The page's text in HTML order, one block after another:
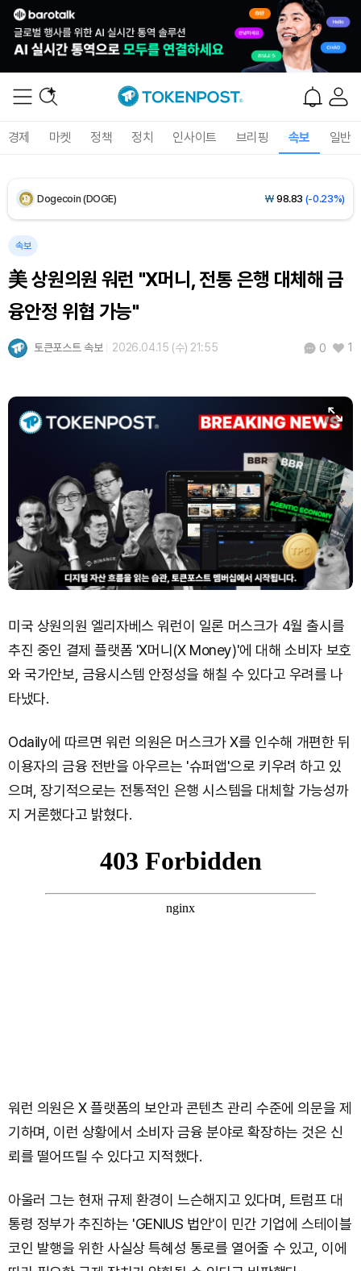
경제 마켓 정책 정치 인사이트 브리핑 속보 일반
XRP (XRP) ₩1,458(-0.16%)
Dogecoin (DOGE) ₩ 98.83 (-0.23%)
속보
美 상원의원 워런 "X머니, 전통 은행 대체해 금
융안정 위협 가능"
토큰포스트 속보 2026.04.15 (수) 21:55 0 1
미국 상원의원 엘리자베스 워런이 일론 머스크가 4월 출시를
추진 중인 결제 플랫폼 'X머니(X Money)'에 대해 소비자 보호
와 국가안보, 금융시스템 안정성을 해칠 수 있다고 우려를 나
타냈다.
Odaily에 따르면 워런 의원은 머스크가 X를 인수해 개편한 뒤
이용자의 금융 전반을 아우르는 '슈퍼앱'으로 키우려 하고 있
으며, 장기적으로는 전통적인 은행 시스템을 대체할 가능성까
지 거론했다고 밝혔다.
워런 의원은 X 플랫폼의 보안과 콘텐츠 관리 수준에 의문을 제
기하며, 이런 상황에서 소비자 금융 분야로 확장하는 것은 신
뢰를 떨어뜨릴 수 있다고 지적했다.
아울러 그는 현재 규제 환경이 느슨해지고 있다며, 트럼프 대
통령 정부가 추진하는 'GENIUS 법안'이 민간 기업에 스테이블
코인 발행을 위한 사실상 특혜성 통로를 열어줄 수 있고, 이에